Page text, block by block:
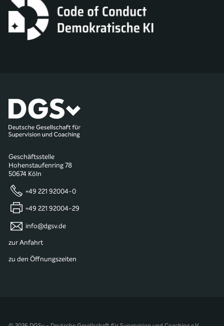
Geschäftsstelle
Hohenstaufenring 78
50674 Köln
+49 221 92004-0
+49 221 92004-29
info@dgsv.de
zur Anfahrt
zu den Öffnungszeiten